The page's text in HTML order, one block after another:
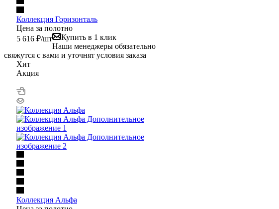
Коллекция Горизонталь
Цена за полотно
5 616 ₽/шт
Купить в 1 клик
Наши менеджеры обязательно
свяжутся с вами и уточнят условия заказа
Хит
Акция
Коллекция Альфа